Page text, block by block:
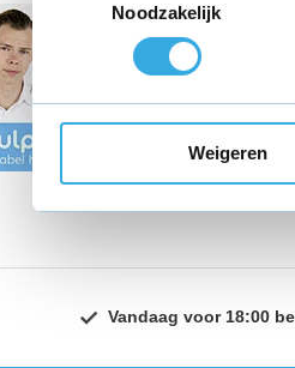
Noodzakelijk
Weigeren
Ontdek
hebben de
prestaties
Vandaag voor 18:00